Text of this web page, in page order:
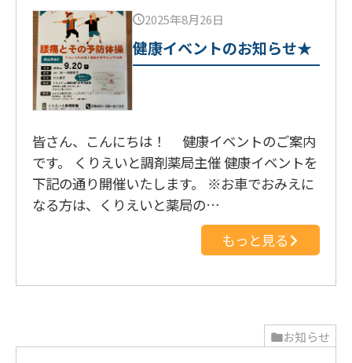
2025年8月26日
健康イベントのお知らせ★
皆さん、こんにちは！ 健康イベントのご案内
です。 くりえいと調剤薬局主催 健康イベントを
下記の通り開催いたします。 ※お車でおみえに
なる方は、くりえいと薬局の…
もっと見る
お知らせ